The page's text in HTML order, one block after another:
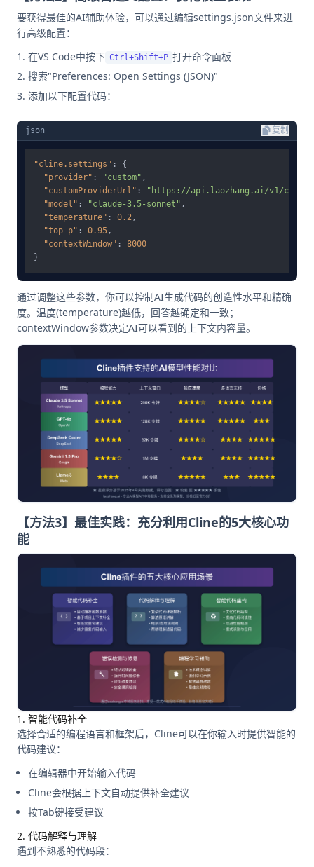
要获得最佳的AI辅助体验，可以通过编辑settings.json文件来进
行高级配置：
在VS Code中按下 Ctrl+Shift+P 打开命令面板
搜索"Preferences: Open Settings (JSON)"
添加以下配置代码：
json 复制
"cline.settings" :
{
"provider" : "custom" ,
"customProviderUrl" :
"https://api.laozhang.ai/v1/chat/
"model" : "claude-3.5-sonnet" ,
"temperature" : 0.2,
"top_p" : 0.95,
"contextWindow" :
8000
}
通过调整这些参数，你可以控制AI生成代码的创造性水平和精确
度。温度(temperature)越低，回答越确定和一致；
contextWindow参数决定AI可以看到的上下文内容量。
【方法3】最佳实践：充分利用Cline的5大核心功
能
1. 智能代码补全
选择合适的编程语言和框架后，Cline可以在你输入时提供智能的
代码建议：
在编辑器中开始输入代码
Cline会根据上下文自动提供补全建议
按Tab键接受建议
2. 代码解释与理解
遇到不熟悉的代码段：